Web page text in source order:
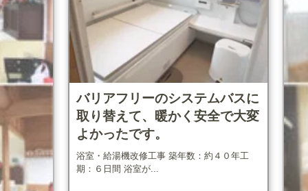
バリアフリーのシステムバスに
取り替えて、暖かく安全で大変
よかったです。
浴室・給湯機改修工事 築年数：約４０年工
期：６日間 浴室が...